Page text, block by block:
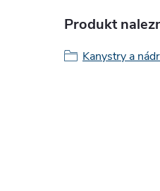
Produkt
Kanystry a